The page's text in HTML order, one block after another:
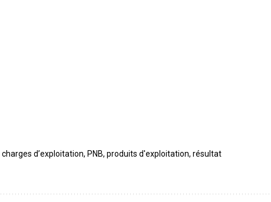
charges d’exploitation, PNB, produits d'exploitation, résultat